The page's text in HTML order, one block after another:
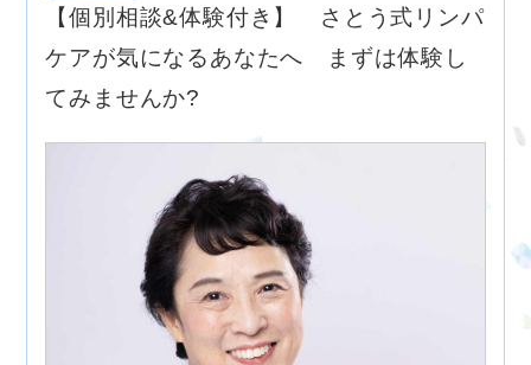
【個別相談&体験付き】 さとう式リンパ
ケアが気になるあなたへ まずは体験し
てみませんか?